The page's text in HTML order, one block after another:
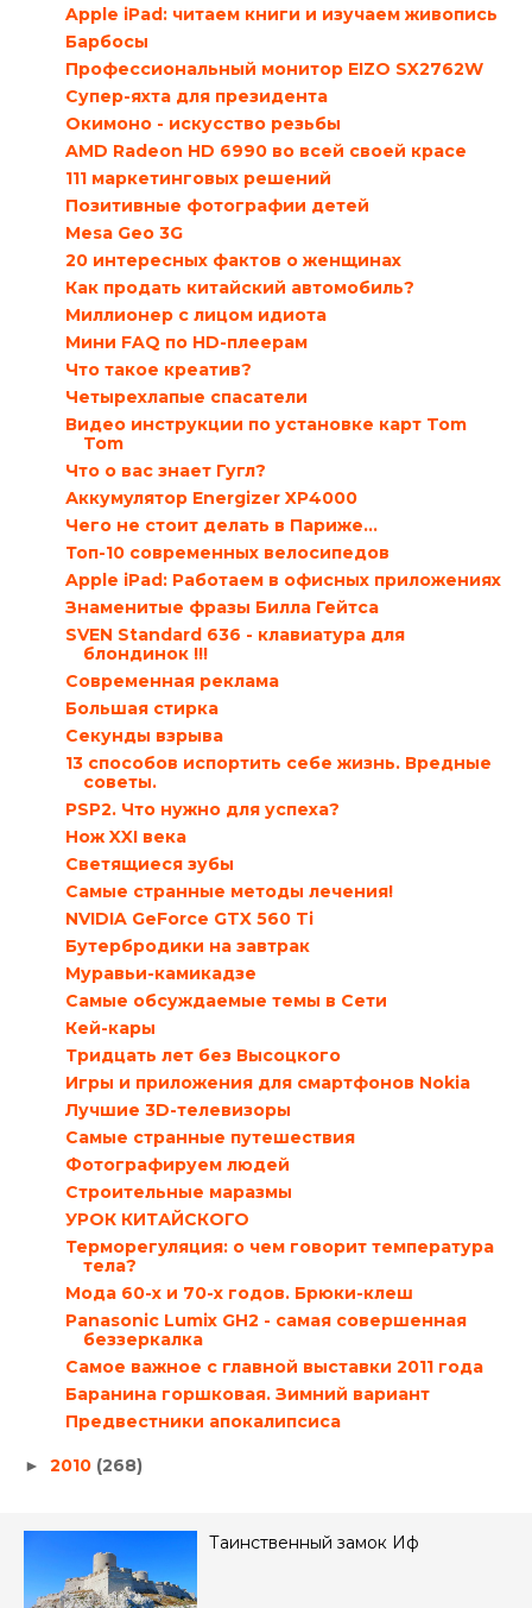
Apple iPad: читаем книги и изучаем живопись
Барбосы
Профессиональный монитор EIZO SX2762W
Супер-яхта для президента
Окимоно - искусство резьбы
AMD Radeon HD 6990 во всей своей красе
111 маркетинговых решений
Позитивные фотографии детей
Mesa Geo 3G
20 интересных фактов о женщинах
Как продать китайский автомобиль?
Миллионер с лицом идиота
Мини FAQ по HD-плеерам
Что такое креатив?
Четырехлапые спасатели
Видео инструкции по установке карт Tom
Tom
Что о вас знает Гугл?
Аккумулятор Energizer XP4000
Чего не стоит делать в Париже…
Топ-10 современных велосипедов
Apple iPad: Работаем в офисных приложениях
Знаменитые фразы Билла Гейтса
SVEN Standard 636 - клавиатура для
блондинок !!!
Современная реклама
Большая стирка
Секунды взрыва
13 способов испортить себе жизнь. Вредные
советы.
PSP2. Что нужно для успеха?
Нож XXI века
Светящиеся зубы
Самые странные методы лечения!
NVIDIA GeForce GTX 560 Ti
Бутербродики на завтрак
Муравьи-камикадзе
Самые обсуждаемые темы в Сети
Кей-кары
Тридцать лет без Высоцкого
Игры и приложения для смартфонов Nokia
Лучшие 3D-телевизоры
Самые странные путешествия
Фотографируем людей
Строительные маразмы
УРОК КИТАЙСКОГО
Терморегуляция: о чем говорит температура
тела?
Мода 60-х и 70-х годов. Брюки-клеш
Panasonic Lumix GH2 - самая совершенная
беззеркалка
Самое важное с главной выставки 2011 года
Баранина горшковая. Зимний вариант
Предвестники апокалипсиса
► 2010 (268)
Таинственный замок Иф